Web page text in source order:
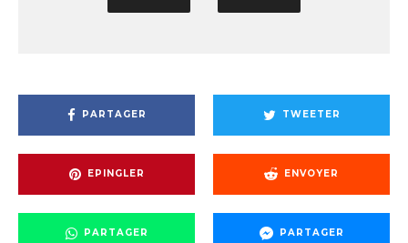
PARTAGER TWEETER
EPINGLER ENVOYER
PARTAGER PARTAGER